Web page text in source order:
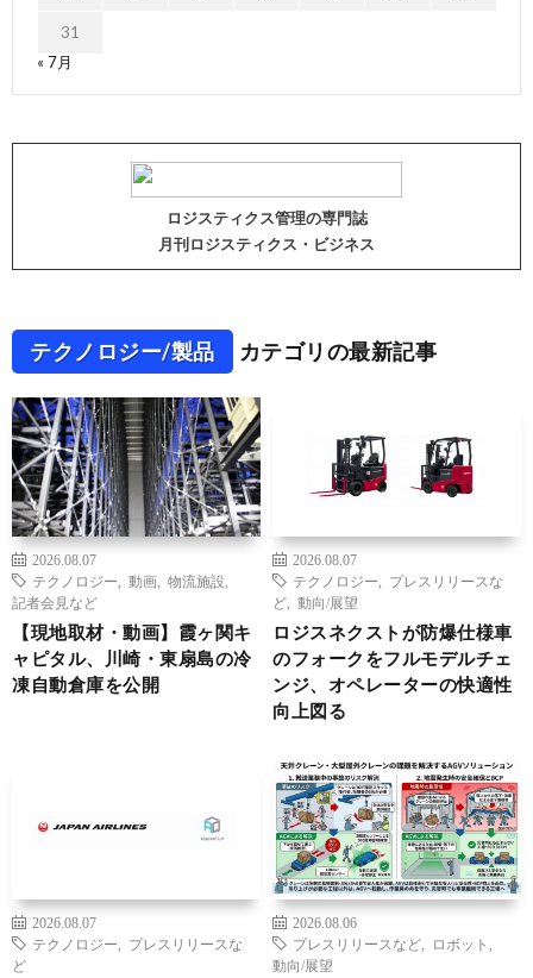
31
« 7月
ロジスティクス管理の専門誌
月刊ロジスティクス・ビジネス
テクノロジー/製品 カテゴリの最新記事
2026.08.07
テクノロジー
動画 物流施設
記者会見など
【現地取材・動画】霞ヶ関キ
ャピタル、川崎・東扇島の冷
凍自動倉庫を公開
2026.08.07
テクノロジー
プレスリリースな
ど
動向/展望
ロジスネクストが防爆仕様車
のフォークをフルモデルチェ
ンジ、オペレーターの快適性
向上図る
2026.08.07
テクノロジー
プレスリリースな
ど
2026.08.06
プレスリリースなど
ロボット
動向/展望